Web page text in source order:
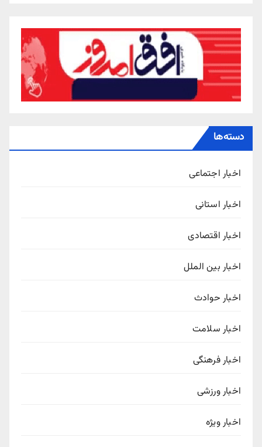
دسته‌ها
اخبار اجتماعی
اخبار استانی
اخبار اقتصادی
اخبار بین الملل
اخبار حوادث
اخبار سلامت
اخبار فرهنگی
اخبار ورزشی
اخبار ویژه